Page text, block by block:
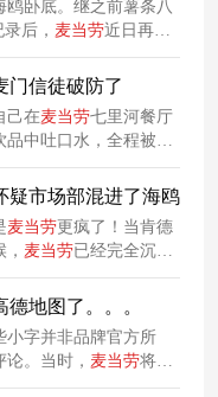
卧底。继之前薯条八
后， 麦当劳近日再次
重奏。图源：小红书网
步营销方案，薯条120
门信徒破防了
己在麦当劳七里河餐厅
中吐口水，全程被店
前调查结果没出来，但
疑市场部混进了海鸥
麦当劳更疯了！当肯德
麦当劳已经完全沉浸
奏再到八重奏，一直不
奏。。。
地图了。。。
小字并非品牌官方所
。当时， 麦当劳将一
预制半成品统一复炸。